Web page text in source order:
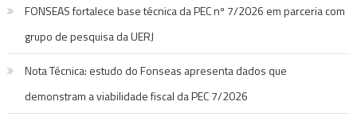
FONSEAS fortalece base técnica da PEC nº 7/2026 em parceria com
grupo de pesquisa da UERJ
Nota Técnica: estudo do Fonseas apresenta dados que
demonstram a viabilidade fiscal da PEC 7/2026